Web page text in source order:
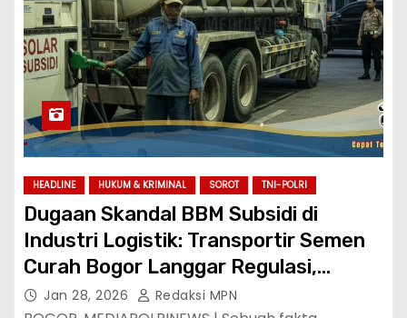
HEADLINE HUKUM & KRIMINAL SOROT TNI-POLRI
Dugaan Skandal BBM Subsidi di
Industri Logistik: Transportir Semen
Curah Bogor Langgar Regulasi,
Pengurus Akhirnya Buka Suara
Jan 28, 2026 Redaksi MPN